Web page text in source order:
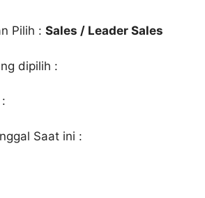
Pilih : Sales / Leader Sales
dipilih :
Saat ini :